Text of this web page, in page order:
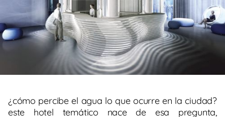
¿cómo percibe el agua lo que ocurre en la ciudad?
este hotel temático nace de esa pregunta,